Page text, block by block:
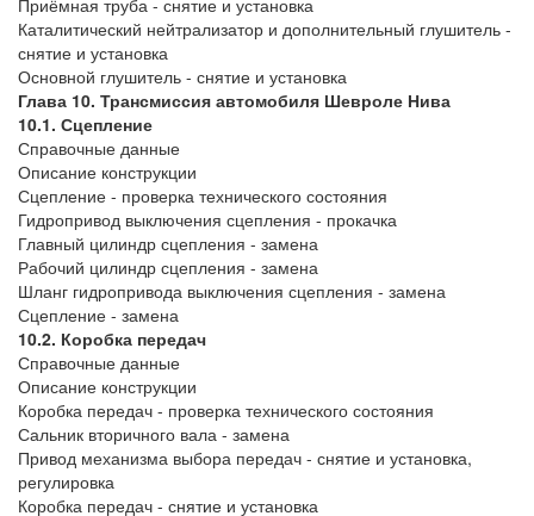
Приёмная труба - снятие и установка
Каталитический нейтрализатор и дополнительный глушитель -
снятие и установка
Основной глушитель - снятие и установка
Глава 10. Трансмиссия автомобиля Шевроле Нива
10.1. Сцепление
Справочные данные
Описание конструкции
Сцепление - проверка технического состояния
Гидропривод выключения сцепления - прокачка
Главный цилиндр сцепления - замена
Рабочий цилиндр сцепления - замена
Шланг гидропривода выключения сцепления - замена
Сцепление - замена
10.2. Коробка передач
Справочные данные
Описание конструкции
Коробка передач - проверка технического состояния
Сальник вторичного вала - замена
Привод механизма выбора передач - снятие и установка,
регулировка
Коробка передач - снятие и установка